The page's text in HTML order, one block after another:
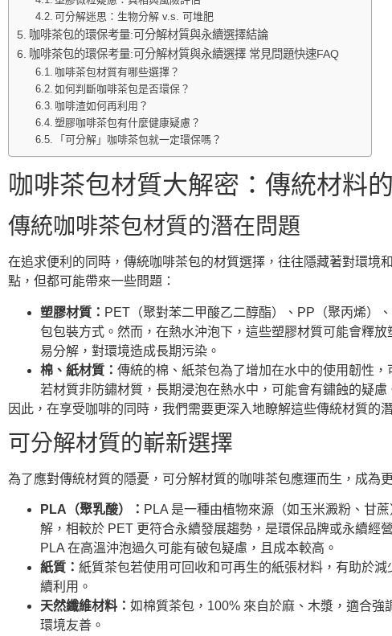
可分解迷思：生物分解 v.s. 可堆肥
咖啡茶包的環保考量:可分解材質與永續選擇結論
咖啡茶包的環保考量:可分解材質與永續選擇 常見問題快速FAQ
咖啡茶包材質有哪些選擇？
如何判斷咖啡茶包是否環保？
咖啡渣如何再利用？
塑膠咖啡茶包有什麼健康疑慮？
「可分解」咖啡茶包就一定環保嗎？
咖啡茶包材質大解密：傳統材料
傳統咖啡茶包材質的潛在問題
在追求便利的同時，傳統咖啡茶包的材質選擇，往往隱藏著對環
點，但都可能帶來一些問題：
塑膠材質： PET（聚對苯二甲酸乙二醇酯）、PP（聚丙烯）
包包裝方式。然而，在熱水沖泡下，這些塑膠材質可能會釋
易分解，對環境造成長期污染。
棉、紙材質： 傳統的棉、紙茶包為了增加在水中的使用韌性
若材質非防鏽材質，長期浸泡在熱水中，可能會有鏽蝕的疑慮
因此，在享受咖啡的同時，我們需要更深入地瞭解這些傳統材質的
可分解材質的嶄新選擇
為了應對傳統材質的隱憂，可分解材質的咖啡茶包應運而生，成為
PLA（聚乳酸）： PLA 是一種由植物來源（如玉米澱粉、甘
解，相較於 PET 更符合永續發展趨勢，是環保品牌或永續經
PLA 在高溫沖泡過久可能有破包疑慮，且成本較高。
紙質： 紙質茶包若使用可回收和可再生的紙張材料，有助於
續利用。
天然纖維材料： 如棉質茶包，100% 來自於麻、木漿，適合
環境友善。